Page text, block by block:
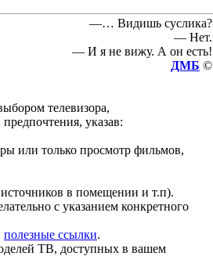
—… Видишь суслика?
— Нет.
— И я не вижу. А он есть!
ДМБ ©
телевизора,
указав:
или только просмотр фильмов,
в помещении и т.п).
с указанием конкретного
полезные ссылки.
ТВ, доступных в вашем